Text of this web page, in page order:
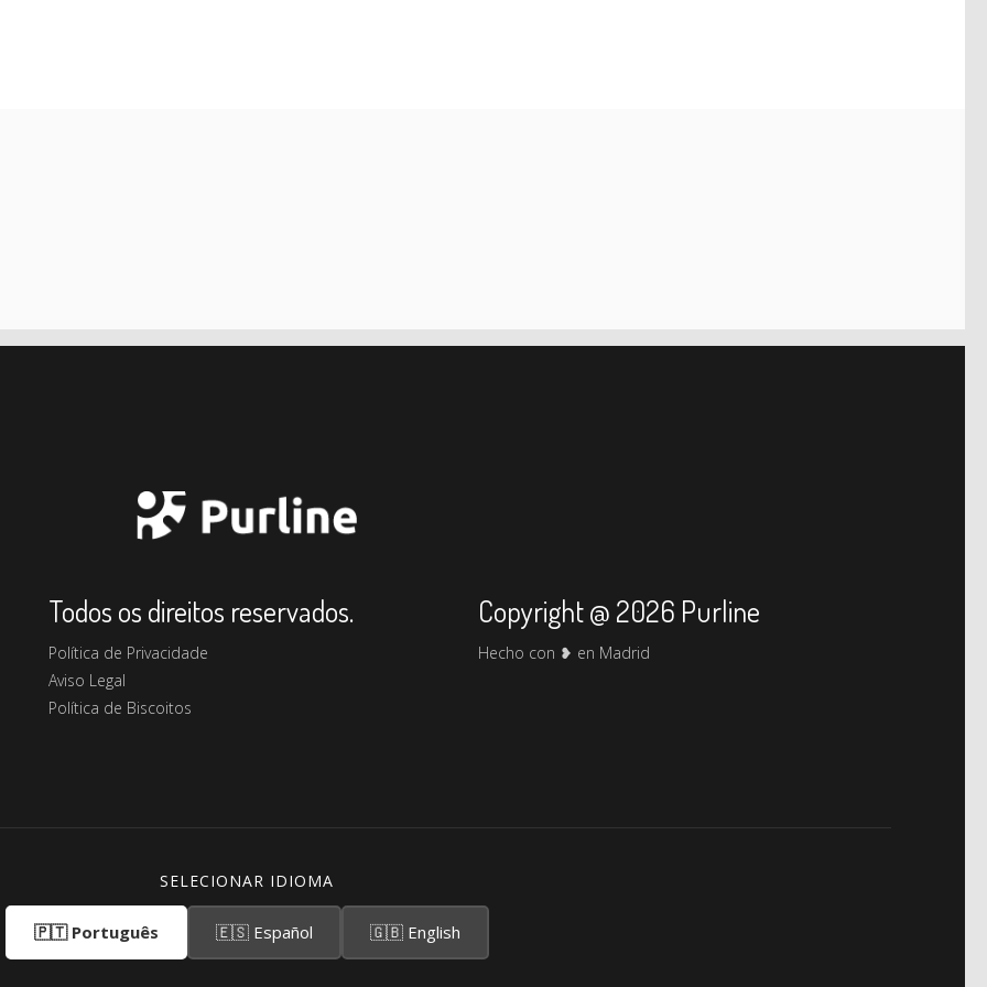
Todos os direitos reservados.
Política de Privacidade
Aviso Legal
Política de Biscoitos
Copyright @ 2026 Purline
Hecho con ❥ en Madrid
SELECIONAR IDIOMA
🇵🇹 Português 🇪🇸 Español 🇬🇧 English